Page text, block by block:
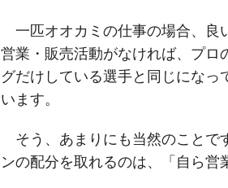
一匹オオカミの仕事の場合、良
営業・販売活動がなければ、プロ
グだけしている選手と同じになっ
います。
そう、あまりにも当然のことで
ンの配分を取れるのは、「自ら営